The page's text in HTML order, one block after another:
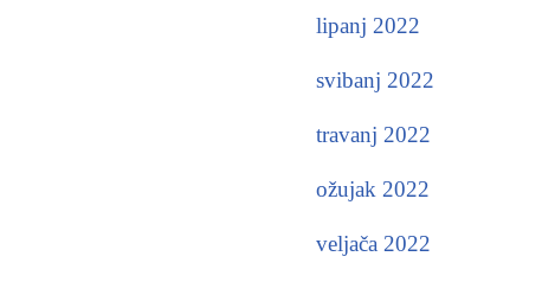
lipanj 2022
svibanj 2022
travanj 2022
ožujak 2022
veljača 2022